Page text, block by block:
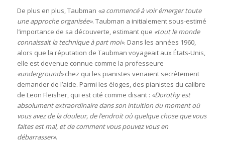
De plus en plus, Taubman «a commencé à voir émerger toute
une approche organisée». Taubman a initialement sous-estimé
l’importance de sa découverte, estimant que «tout le monde
connaissait la technique à part moi». Dans les années 1960,
alors que la réputation de Taubman voyageait aux États-Unis,
elle est devenue connue comme la professeure
«underground»chez qui les pianistes venaient secrètement
demander de l’aide. Parmi les éloges, des pianistes du calibre
de Leon Fleisher, qui est cité comme disant : «Dorothy est
absolument extraordinaire dans son intuition du moment où
vous avez de la douleur, de l’endroit où quelque chose que vous
faites est mal, et de comment vous pouvez vous en
débarrasser».